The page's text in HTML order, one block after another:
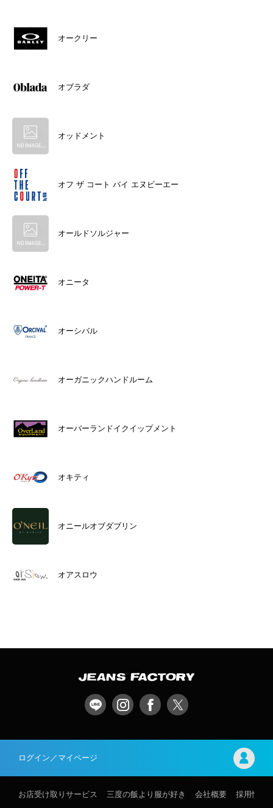
オークリー
オブラダ
オッドメント
オフ ザ コート バイ エヌビーエー
オールドソルジャー
オニータ
オーシバル
オーガニックハンドルーム
オーバーランドイクイップメント
オキティ
オニールオブダブリン
オアスロウ
ログイン／マイページ
お店受け取りサービス 三度の飯より服が好き 会社概要 採用情報